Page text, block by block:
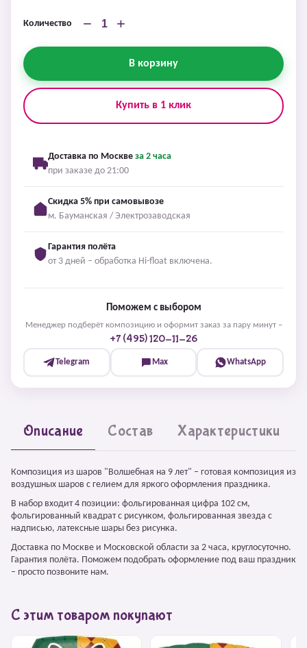
Количество − +
В корзину
Купить в 1 клик
Доставка по Москве за 2 часа
при заказе до 21:00
Скидка 5% при самовывозе
м. Бауманская / Электрозаводская
Гарантия полёта
от 3 дней – обработка Hi-float включена.
Поможем с выбором
Менеджер подберёт композицию и оформит заказ за пару минут –
+7 (495) 120-11-26
Telegram Max WhatsApp
Описание Состав Характеристики
Композиция из шаров "Волшебная на 9 лет" – готовая композиция из
воздушных шаров с гелием для яркого оформления праздника.
В набор входит 4 позиции: фольгированная цифра 102 см,
фольгированный квадрат с рисунком, фольгированная звезда с
надписью, латексные шары без рисунка.
Доставка по Москве и Московской области за 2 часа, круглосуточно.
Гарантия полёта. Поможем подобрать оформление под ваш праздник
– просто позвоните нам.
С этим товаром покупают